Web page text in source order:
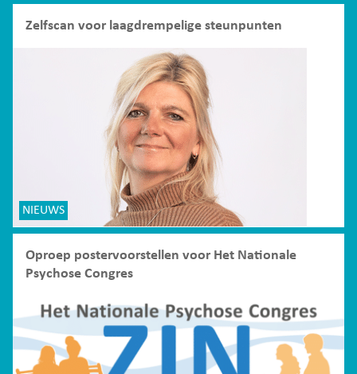
Zelfscan voor laagdrempelige steunpunten
NIEUWS
Oproep postervoorstellen voor Het Nationale
Psychose Congres